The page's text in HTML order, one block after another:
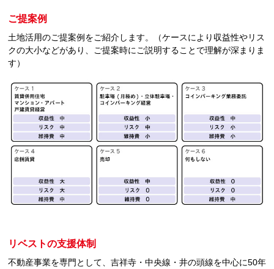
ご提案例
土地活用のご提案例をご紹介します。（ケースにより収益性やリス
クの大小などがあり、ご提案時にご説明することで理解が深まりま
す）
リベストの支援体制
不動産事業を専門として、吉祥寺・中央線・井の頭線を中心に50年